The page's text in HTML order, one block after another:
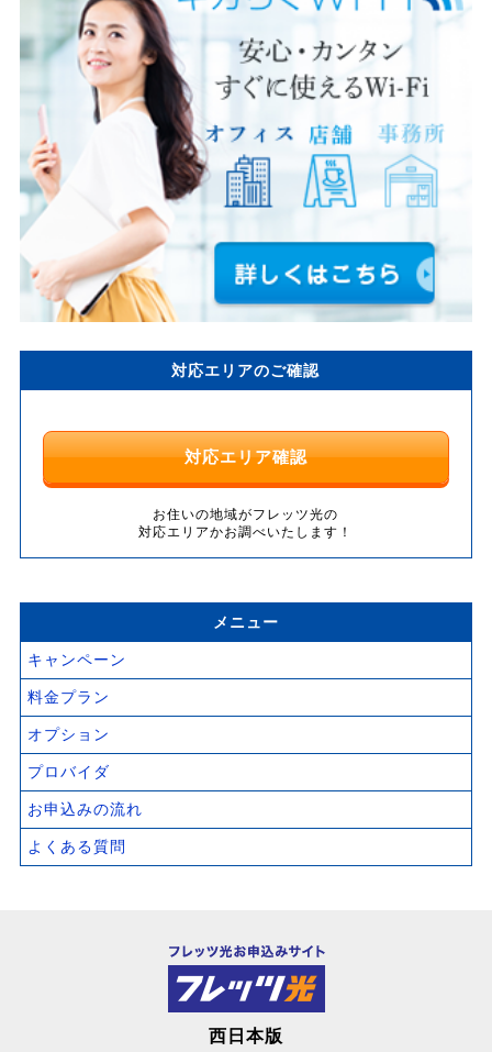
対応エリアのご確認
対応エリア確認
お住いの地域がフレッツ光の
対応エリアかお調べいたします！
メニュー
キャンペーン
料金プラン
オプション
プロバイダ
お申込みの流れ
よくある質問
西日本版